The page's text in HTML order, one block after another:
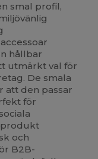
smal profil,
hållbar
utmärkt val för
De smala
att den passar
för
produkt
och
B2B-